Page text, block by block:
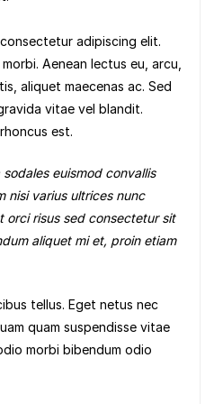
adipiscing elit.
Aenean lectus eu, arcu,
aliquet maecenas ac. Sed
vitae vel blandit.
est.
euismod convallis
nisi varius ultrices nunc
orci risus sed consectetur sit
aliquet mi et, proin etiam
tellus. Eget netus nec
quam suspendisse vitae
morbi bibendum odio